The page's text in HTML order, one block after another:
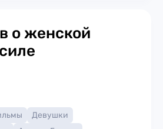
о женской
Девушки